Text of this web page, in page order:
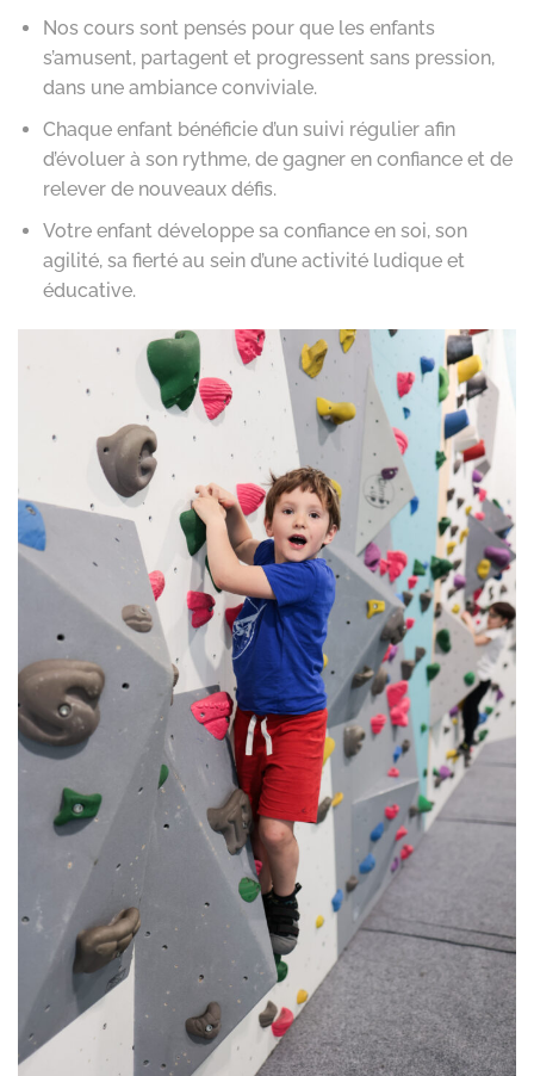
Nos cours sont pensés pour que les enfants
s’amusent, partagent et progressent sans pression,
dans une ambiance conviviale.
Chaque enfant bénéficie d’un suivi régulier afin
d’évoluer à son rythme, de gagner en confiance et de
relever de nouveaux défis.
Votre enfant développe sa confiance en soi, son
agilité, sa fierté au sein d’une activité ludique et
éducative.